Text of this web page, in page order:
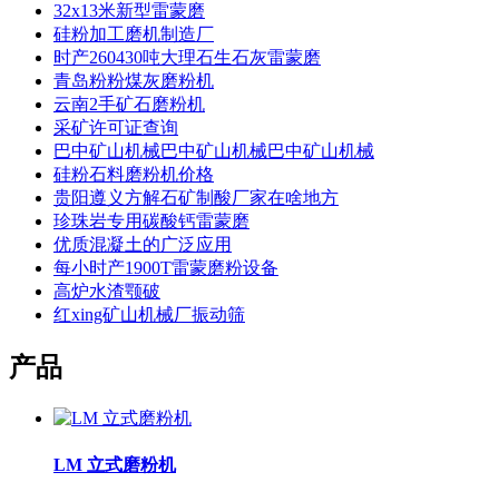
32x13米新型雷蒙磨
硅粉加工磨机制造厂
时产260430吨大理石生石灰雷蒙磨
青岛粉粉煤灰磨粉机
云南2手矿石磨粉机
采矿许可证查询
巴中矿山机械巴中矿山机械巴中矿山机械
硅粉石料磨粉机价格
贵阳遵义方解石矿制酸厂家在啥地方
珍珠岩专用碳酸钙雷蒙磨
优质混凝土的广泛应用
每小时产1900T雷蒙磨粉设备
高炉水渣颚破
红xing矿山机械厂振动筛
产品
LM 立式磨粉机